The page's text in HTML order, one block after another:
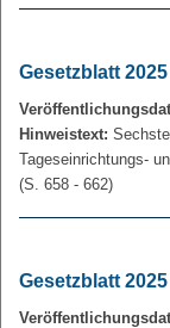
Gesetzblatt 2025
Hinweistext:
Tageseinrichtungs-
(S. 658 - 662)
Gesetzblatt 2025